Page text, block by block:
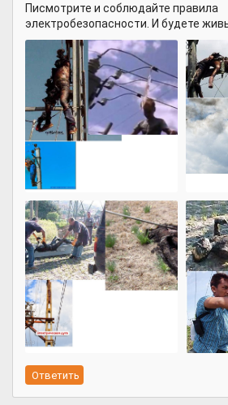
Писмотрите и соблюдайте правила
электробезопасности. И будете